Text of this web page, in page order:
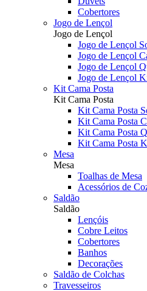
Cobertores
Jogo de Lençol
Jogo de Lençol
Jogo de Lençol
Jogo de Lençol
Jogo de Lençol
Jogo de Lençol
Kit Cama Posta
Kit Cama Posta
Kit Cama Posta
Kit Cama Posta
Kit Cama Posta
Kit Cama Posta
Mesa
Mesa
Toalhas de Mesa
Acessórios de
Saldão
Saldão
Lençóis
Cobre Leitos
Cobertores
Banhos
Decorações
Saldão de Colchas
Travesseiros